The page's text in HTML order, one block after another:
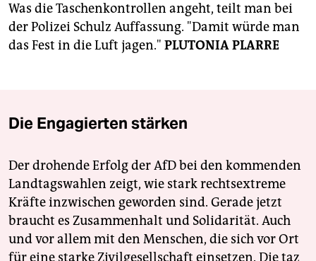
Was die Taschenkontrollen angeht, teilt man bei
der Polizei Schulz Auffassung. "Damit würde man
das Fest in die Luft jagen." PLUTONIA PLARRE
Die Engagierten stärken
Der drohende Erfolg der AfD bei den kommenden
Landtagswahlen zeigt, wie stark rechtsextreme
Kräfte inzwischen geworden sind. Gerade jetzt
braucht es Zusammenhalt und Solidarität. Auch
und vor allem mit den Menschen, die sich vor Ort
für eine starke Zivilgesellschaft einsetzen. Die taz